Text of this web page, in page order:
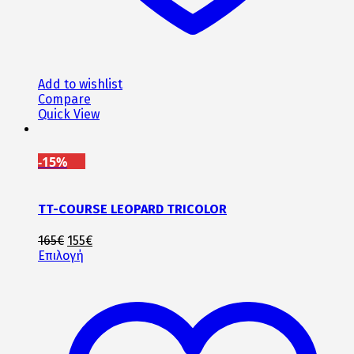
Add to wishlist
Compare
Quick View
-15%
TT-COURSE LEOPARD TRICOLOR
165€ Original
price
155€Η
155€.
Επιλογή
πολλαπλές
παραλλαγές.
Οι